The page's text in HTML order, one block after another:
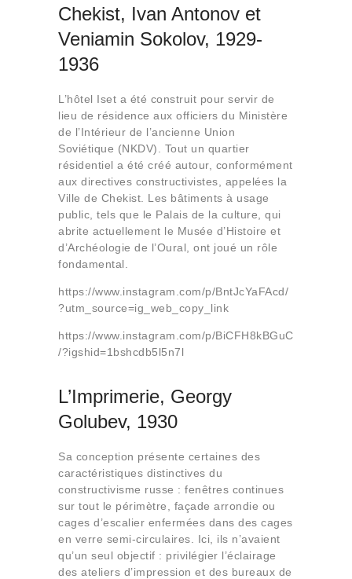
Chekist, Ivan Antonov et
Veniamin Sokolov, 1929-
1936
L’hôtel Iset a été construit pour servir de
lieu de résidence aux officiers du Ministère
de l’Intérieur de l’ancienne Union
Soviétique (NKDV). Tout un quartier
résidentiel a été créé autour, conformément
aux directives constructivistes, appelées la
Ville de Chekist. Les bâtiments à usage
public, tels que le Palais de la culture, qui
abrite actuellement le Musée d’Histoire et
d’Archéologie de l’Oural, ont joué un rôle
fondamental.
https://www.instagram.com/p/BntJcYaFAcd/
?utm_source=ig_web_copy_link
https://www.instagram.com/p/BiCFH8kBGuC
/?igshid=1bshcdb5l5n7l
L’Imprimerie, Georgy
Golubev, 1930
Sa conception présente certaines des
caractéristiques distinctives du
constructivisme russe : fenêtres continues
sur tout le périmètre, façade arrondie ou
cages d’escalier enfermées dans des cages
en verre semi-circulaires. Ici, ils n’avaient
qu’un seul objectif : privilégier l’éclairage
des ateliers d’impression et des bureaux de